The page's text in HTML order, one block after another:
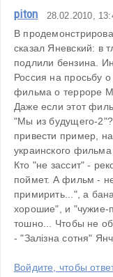
piton 28.02.2010,
В
сказал Яневский: в
подлили бензина.
Россия на просьбу о
фильма о терроре
Даже если этот
"Мы из будущего-
привести пример,
украинского фильма
Кто "не зассит" -
поймет. А фильм -
примирить...", а
хорошие", и "чужие-
тошно... Чтобы не
- "Залізна сотня"
Войдите, чтобы